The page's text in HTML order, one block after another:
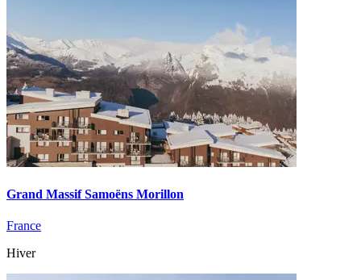
Grand Massif Samoëns Morillon
France
Hiver